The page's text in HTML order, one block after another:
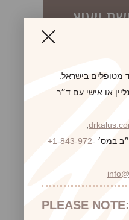
ייעוץ
מטופלים בישראל.
או אישי עם ד״ר
במס׳ +1-843-972-
PLEASE NOTE: